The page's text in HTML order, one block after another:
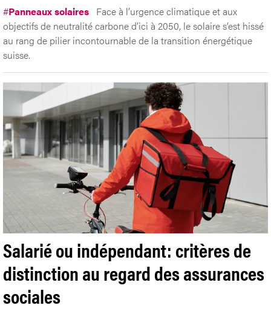
#Panneaux solaires Face à l’urgence climatique et aux
objectifs de neutralité carbone d’ici à 2050, le solaire s’est hissé
au rang de pilier incontournable de la transition énergétique
suisse.
Salarié ou indépendant: critères de
distinction au regard des assurances
sociales